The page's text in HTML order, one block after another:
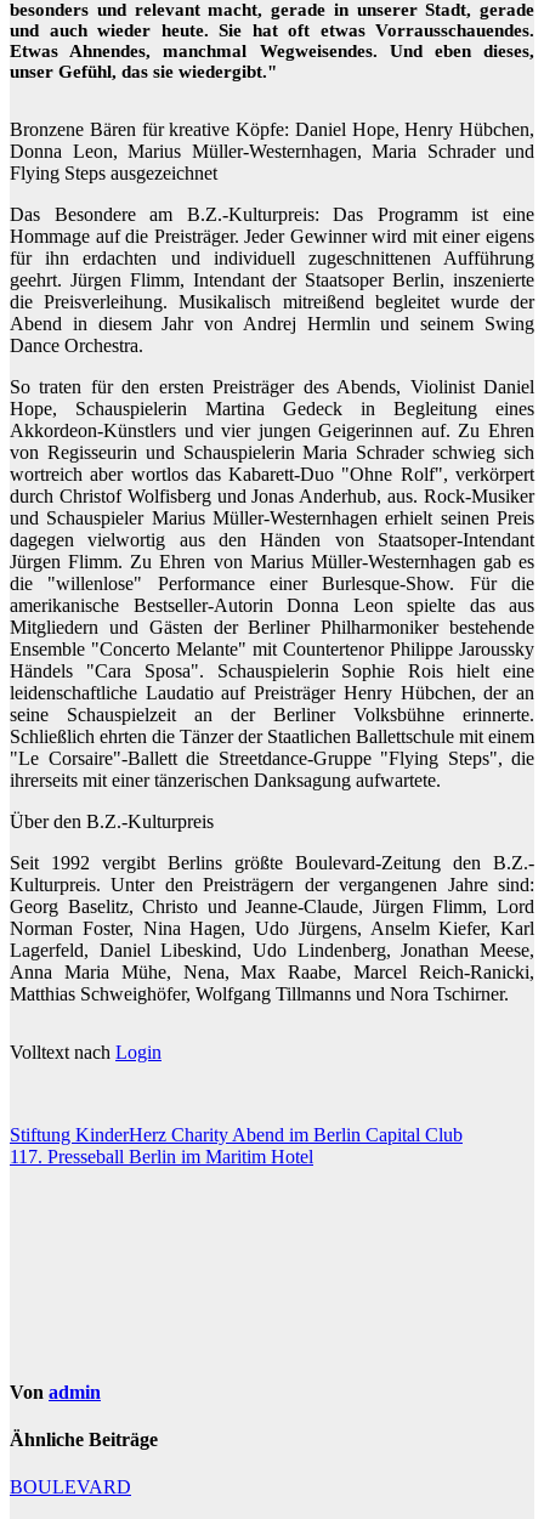
besonders und relevant macht, gerade in unserer Stadt, gerade
und auch wieder heute. Sie hat oft etwas Vorrausschauendes.
Etwas Ahnendes, manchmal Wegweisendes. Und eben dieses,
unser Gefühl, das sie wiedergibt."
Bronzene Bären für kreative Köpfe: Daniel Hope, Henry Hübchen,
Donna Leon, Marius Müller-Westernhagen, Maria Schrader und
Flying Steps ausgezeichnet
Das Besondere am B.Z.-Kulturpreis: Das Programm ist eine
Hommage auf die Preisträger. Jeder Gewinner wird mit einer eigens
für ihn erdachten und individuell zugeschnittenen Aufführung
geehrt. Jürgen Flimm, Intendant der Staatsoper Berlin, inszenierte
die Preisverleihung. Musikalisch mitreißend begleitet wurde der
Abend in diesem Jahr von Andrej Hermlin und seinem Swing
Dance Orchestra.
So traten für den ersten Preisträger des Abends, Violinist Daniel
Hope, Schauspielerin Martina Gedeck in Begleitung eines
Akkordeon-Künstlers und vier jungen Geigerinnen auf. Zu Ehren
von Regisseurin und Schauspielerin Maria Schrader schwieg sich
wortreich aber wortlos das Kabarett-Duo "Ohne Rolf", verkörpert
durch Christof Wolfisberg und Jonas Anderhub, aus. Rock-Musiker
und Schauspieler Marius Müller-Westernhagen erhielt seinen Preis
dagegen vielwortig aus den Händen von Staatsoper-Intendant
Jürgen Flimm. Zu Ehren von Marius Müller-Westernhagen gab es
die "willenlose" Performance einer Burlesque-Show. Für die
amerikanische Bestseller-Autorin Donna Leon spielte das aus
Mitgliedern und Gästen der Berliner Philharmoniker bestehende
Ensemble "Concerto Melante" mit Countertenor Philippe Jaroussky
Händels "Cara Sposa". Schauspielerin Sophie Rois hielt eine
leidenschaftliche Laudatio auf Preisträger Henry Hübchen, der an
seine Schauspielzeit an der Berliner Volksbühne erinnerte.
Schließlich ehrten die Tänzer der Staatlichen Ballettschule mit einem
"Le Corsaire"-Ballett die Streetdance-Gruppe "Flying Steps", die
ihrerseits mit einer tänzerischen Danksagung aufwartete.
Über den B.Z.-Kulturpreis
Seit 1992 vergibt Berlins größte Boulevard-Zeitung den B.Z.-
Kulturpreis. Unter den Preisträgern der vergangenen Jahre sind:
Georg Baselitz, Christo und Jeanne-Claude, Jürgen Flimm, Lord
Norman Foster, Nina Hagen, Udo Jürgens, Anselm Kiefer, Karl
Lagerfeld, Daniel Libeskind, Udo Lindenberg, Jonathan Meese,
Anna Maria Mühe, Nena, Max Raabe, Marcel Reich-Ranicki,
Matthias Schweighöfer, Wolfgang Tillmanns und Nora Tschirner.
Volltext nach Login
Beitragsnavigation
Stiftung KinderHerz Charity Abend im Berlin Capital Club
117. Presseball Berlin im Maritim Hotel
Von admin
Ähnliche Beiträge
BOULEVARD